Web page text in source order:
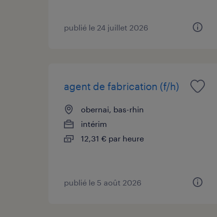
publié le 24 juillet 2026
agent de fabrication (f/h)
obernai, bas-rhin
intérim
12,31 € par heure
publié le 5 août 2026